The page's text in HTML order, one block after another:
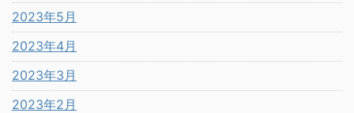
2023年5月
2023年4月
2023年3月
2023年2月